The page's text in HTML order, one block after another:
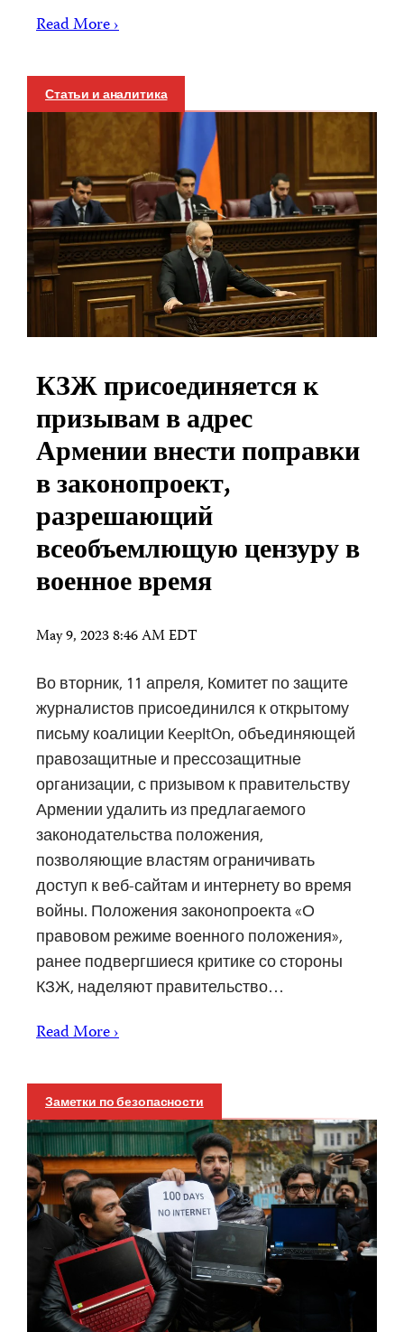
Read More ›
Статьи и аналитика
КЗЖ присоединяется к
призывам в адрес
Армении внести поправки
в законопроект,
разрешающий
всеобъемлющую цензуру в
военное время
May 9, 2023 8:46 AM EDT
Во вторник, 11 апреля, Комитет по защите
журналистов присоединился к открытому
письму коалиции KeepItOn, объединяющей
правозащитные и прессозащитные
организации, с призывом к правительству
Армении удалить из предлагаемого
законодательства положения,
позволяющие властям ограничивать
доступ к веб-сайтам и интернету во время
войны. Положения законопроекта «О
правовом режиме военного положения»,
ранее подвергшиеся критике со стороны
КЗЖ, наделяют правительство…
Read More ›
Заметки по безопасности